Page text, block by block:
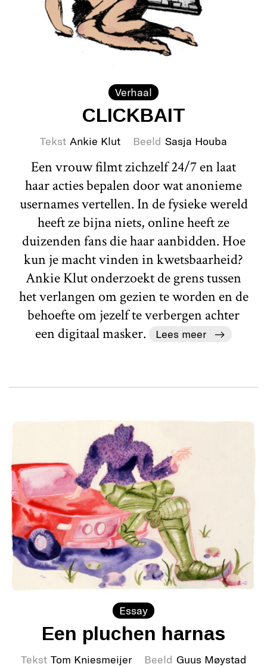
Verhaal
CLICKBAIT
Tekst Ankie Klut Beeld Sasja Houba
Een vrouw filmt zichzelf 24/7 en laat
haar acties bepalen door wat anonieme
usernames vertellen. In de fysieke wereld
heeft ze bijna niets, online heeft ze
duizenden fans die haar aanbidden. Hoe
kun je macht vinden in kwetsbaarheid?
Ankie Klut onderzoekt de grens tussen
het verlangen om gezien te worden en de
behoefte om jezelf te verbergen achter
een digitaal masker.
Lees meer
Essay
Een pluchen harnas
Tekst Tom Kniesmeijer Beeld Guus Møystad